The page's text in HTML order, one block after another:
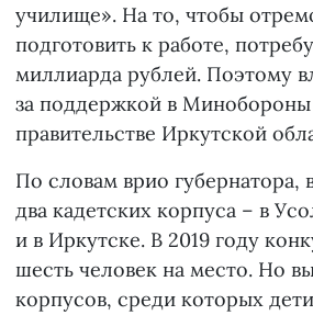
училище». На то, чтобы
подготовить к работе,
миллиарда рублей. Поэтому
за поддержкой в
правительстве Иркутской
По словам врио губернатора,
два кадетских корпуса – в
и в Иркутске. В 2019 году
шесть человек на место. Но
корпусов, среди которых